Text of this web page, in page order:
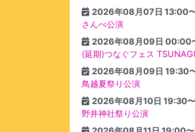
2026年08月07日 13:00
さんべ公演
2026年08月09日 00:00
(延期)つなぐフェス
2026年08月09日 19:30
鳥越夏祭り公演
2026年08月10日 19:30〜
野井神社祭り公演